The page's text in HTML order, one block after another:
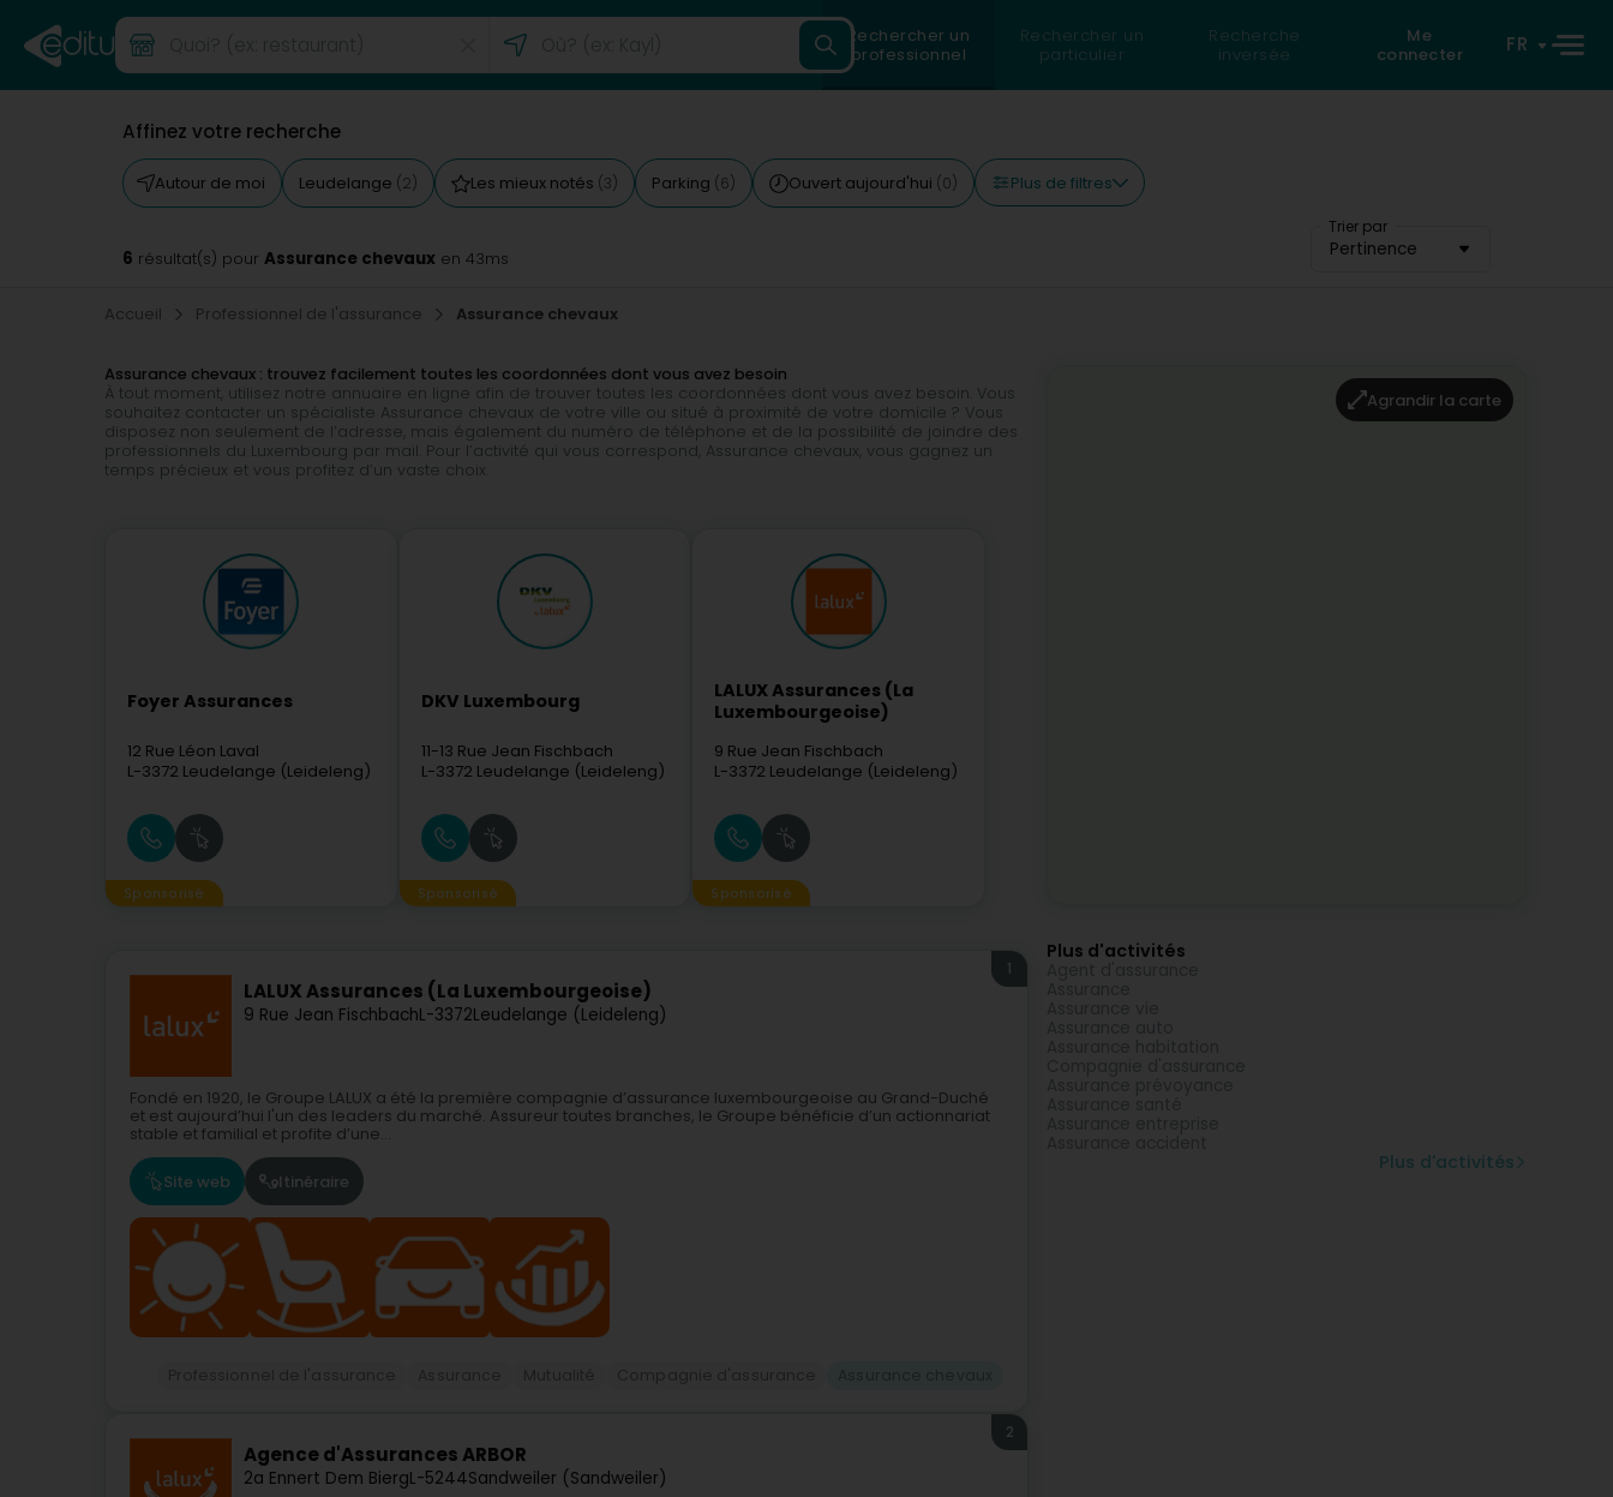
Rechercher un
professionnel
Rechercher un
particulier
Recherche
inversée
Me
connecter
FR
Affinez votre recherche
Autour de moi Leudelange (2) Les mieux notés (3) Parking (6) Ouvert aujourd'hui (0) Plus de filtres
Trier par
Pertinence
6 résultat(s) pour Assurance chevaux en 43ms
Accueil Professionnel de l'assurance Assurance chevaux
Assurance chevaux : trouvez facilement toutes les coordonnées dont vous avez besoin
À tout moment, utilisez notre annuaire en ligne afin de trouver toutes les coordonnées dont vous avez besoin. Vous
souhaitez contacter un spécialiste Assurance chevaux de votre ville ou situé à proximité de votre domicile ? Vous
disposez non seulement de l’adresse, mais également du numéro de téléphone et de la possibilité de joindre des
professionnels du Luxembourg par mail. Pour l’activité qui vous correspond, Assurance chevaux, vous gagnez un
temps précieux et vous profitez d’un vaste choix.
Foyer Assurances
12 Rue Léon Laval
L-3372 Leudelange (Leideleng)
Sponsorisé
DKV Luxembourg
11-13 Rue Jean Fischbach
L-3372 Leudelange (Leideleng)
Sponsorisé
LALUX Assurances (La
Luxembourgeoise)
9 Rue Jean Fischbach
L-3372 Leudelange (Leideleng)
Sponsorisé
LALUX Assurances (La Luxembourgeoise)
9 Rue Jean FischbachL-3372Leudelange (Leideleng)
1
Fondé en 1920, le Groupe LALUX a été la première compagnie d’assurance luxembourgeoise au Grand-Duché
et est aujourd’hui l'un des leaders du marché. Assureur toutes branches, le Groupe bénéficie d’un actionnariat
stable et familial et profite d’une...
Site web Itinéraire
Agence d'Assurances ARBOR
2a Ennert Dem BiergL-5244Sandweiler (Sandweiler)
2
Agrandir la carte
Plus d'activités
Plus d'activités